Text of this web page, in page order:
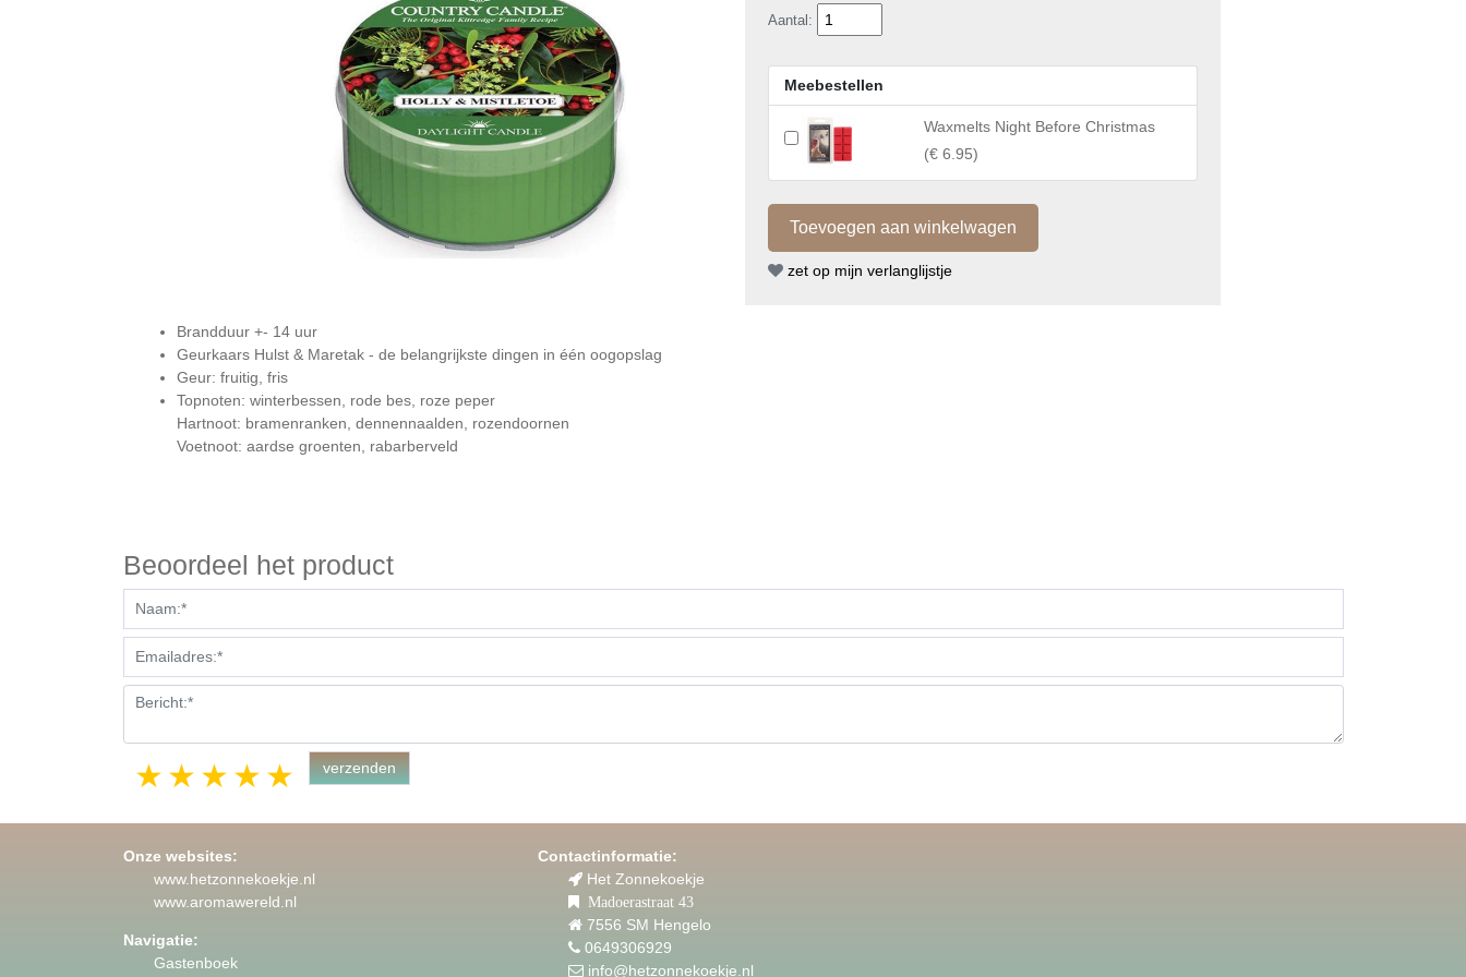
Aantal:
Meebestellen
Waxmelts Night Before Christmas
(€ 6.95)
zet op mijn verlanglijstje
Brandduur +- 14 uur
Geurkaars Hulst & Maretak - de belangrijkste dingen in één oogopslag
Geur: fruitig, fris
Topnoten: winterbessen, rode bes, roze peper
Hartnoot: bramenranken, dennennaalden, rozendoornen
Voetnoot: aardse groenten, rabarberveld
Beoordeel het product
5 stars
4 stars
3 stars
2 stars
1 star
Onze websites:
www.hetzonnekoekje.nl
www.aromawereld.nl
Navigatie:
Gastenboek
Contactinformatie:
Het Zonnekoekje
Madoerastraat 43
7556 SM Hengelo
0649306929
info@hetzonnekoekje.nl